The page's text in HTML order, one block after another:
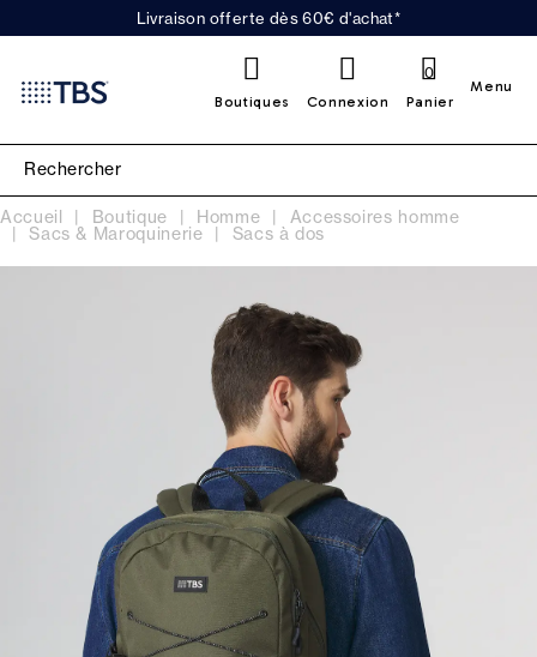
Livraison offerte dès 60€ d'achat*
Boutiques Connexion Panier
0
Menu
Accueil Boutique Homme Accessoires homme
Sacs & Maroquinerie Sacs à dos